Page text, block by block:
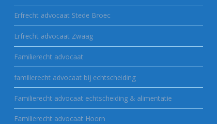
Erfrecht advocaat Stede Broec
Erfrecht advocaat Zwaag
Familierecht advocaat
familierecht advocaat bij echtscheiding
Familierecht advocaat echtscheiding & alimentatie
Familierecht advocaat Hoorn